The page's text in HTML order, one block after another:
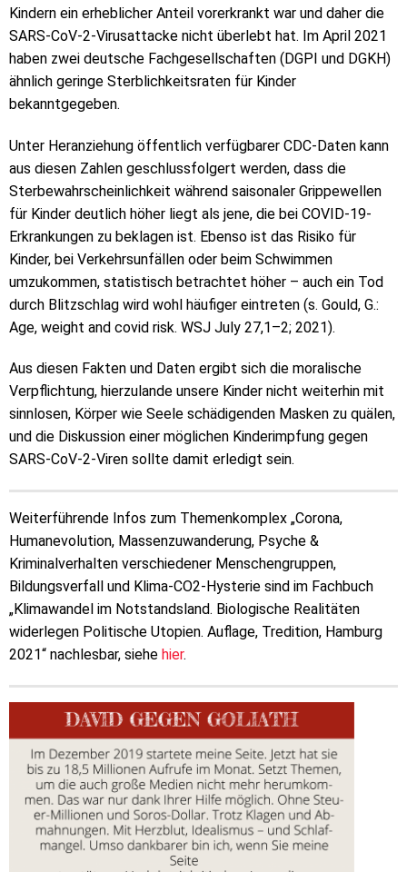
Kindern ein erheblicher Anteil vorerkrankt war und daher die
SARS-CoV-2-Virusattacke nicht überlebt hat. Im April 2021
haben zwei deutsche Fachgesellschaften (DGPI und DGKH)
ähnlich geringe Sterblichkeitsraten für Kinder
bekanntgegeben.
Unter Heranziehung öffentlich verfügbarer CDC-Daten kann
aus diesen Zahlen geschlussfolgert werden, dass die
Sterbewahrscheinlichkeit während saisonaler Grippewellen
für Kinder deutlich höher liegt als jene, die bei COVID-19-
Erkrankungen zu beklagen ist. Ebenso ist das Risiko für
Kinder, bei Verkehrsunfällen oder beim Schwimmen
umzukommen, statistisch betrachtet höher – auch ein Tod
durch Blitzschlag wird wohl häufiger eintreten (s. Gould, G.:
Age, weight and covid risk. WSJ July 27,1–2; 2021).
Aus diesen Fakten und Daten ergibt sich die moralische
Verpflichtung, hierzulande unsere Kinder nicht weiterhin mit
sinnlosen, Körper wie Seele schädigenden Masken zu quälen,
und die Diskussion einer möglichen Kinderimpfung gegen
SARS-CoV-2-Viren sollte damit erledigt sein.
Weiterführende Infos zum Themenkomplex „Corona,
Humanevolution, Massenzuwanderung, Psyche &
Kriminalverhalten verschiedener Menschengruppen,
Bildungsverfall und Klima-CO2-Hysterie sind im Fachbuch
„Klimawandel im Notstandsland. Biologische Realitäten
widerlegen Politische Utopien. Auflage, Tredition, Hamburg
2021“ nachlesbar, siehe hier.